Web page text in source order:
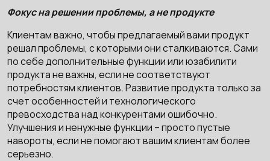
Фокус на решении проблемы, а не продукте
Клиентам важно, чтобы предлагаемый вами продукт
решал проблемы, с которыми они сталкиваются. Сами
по себе дополнительные функции или юзабилити
продукта не важны, если не соответствуют
потребностям клиентов. Развитие продукта только за
счет особенностей и технологического
превосходства над конкурентами ошибочно.
Улучшения и ненужные функции – просто пустые
навороты, если не помогают вашим клиентам более
серьезно.